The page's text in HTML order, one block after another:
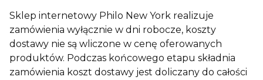
Sklep internetowy Philo New York realizuje
zamówienia wyłącznie w dni robocze, koszty
dostawy nie są wliczone w cenę oferowanych
produktów. Podczas końcowego etapu składnia
zamówienia koszt dostawy jest doliczany do całości